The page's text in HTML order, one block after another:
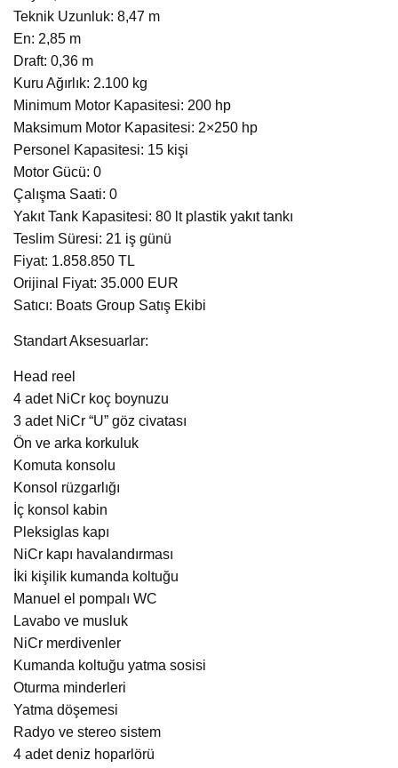
Teknik Uzunluk: 8,47 m
En: 2,85 m
Draft: 0,36 m
Kuru Ağırlık: 2.100 kg
Minimum Motor Kapasitesi: 200 hp
Maksimum Motor Kapasitesi: 2×250 hp
Personel Kapasitesi: 15 kişi
Motor Gücü: 0
Çalışma Saati: 0
Yakıt Tank Kapasitesi: 80 lt plastik yakıt tankı
Teslim Süresi: 21 iş günü
Fiyat: 1.858.850 TL
Orijinal Fiyat: 35.000 EUR
Satıcı: Boats Group Satış Ekibi
Standart Aksesuarlar:
Head reel
4 adet NiCr koç boynuzu
3 adet NiCr “U” göz civatası
Ön ve arka korkuluk
Komuta konsolu
Konsol rüzgarlığı
İç konsol kabin
Pleksiglas kapı
NiCr kapı havalandırması
İki kişilik kumanda koltuğu
Manuel el pompalı WC
Lavabo ve musluk
NiCr merdivenler
Kumanda koltuğu yatma sosisi
Oturma minderleri
Yatma döşemesi
Radyo ve stereo sistem
4 adet deniz hoparlörü